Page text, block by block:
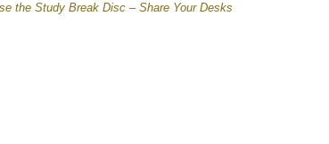
the Study Break Disc – Share Your Desks